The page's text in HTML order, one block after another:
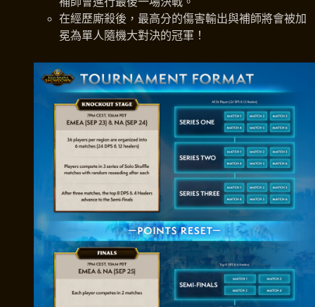
在經歷廝殺後，最高分的傷害輸出與補師將會被加
冕為單人隨機大對決的冠軍！